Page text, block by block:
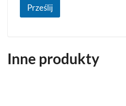
Prześlij
Inne produkty